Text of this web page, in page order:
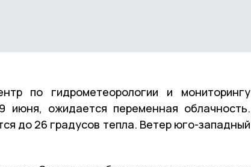
по гидрометеорологии и мониторингу
июня, ожидается переменная облачность.
до 26 градусов тепла. Ветер юго-западный